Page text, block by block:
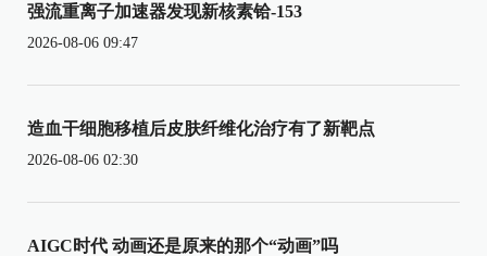
强流重离子加速器发现新核素铪-153
2026-08-06 09:47
造血干细胞移植后皮肤纤维化治疗有了新靶点
2026-08-06 02:30
AIGC时代 动画还是原来的那个“动画”吗